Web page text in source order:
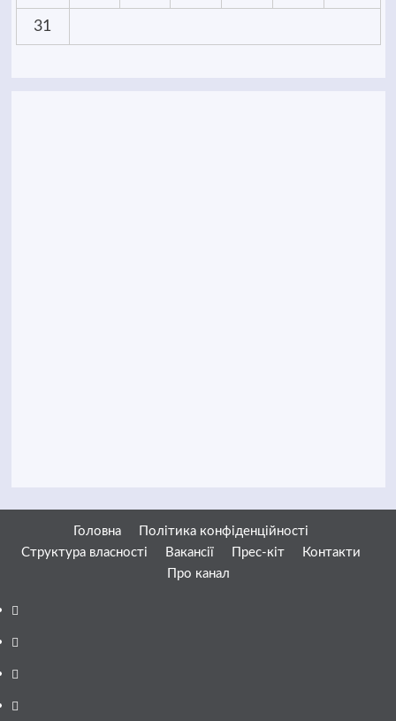
31
Головна
Політика конфіденційності
Структура власності
Вакансії Прес-кіт
Контакти
Про канал
Facebook
YouTube
Telegram
Instagram